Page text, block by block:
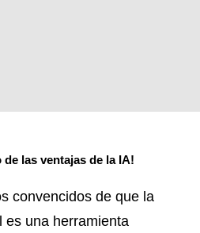
de las ventajas de la IA!
convencidos de que la
es una herramienta